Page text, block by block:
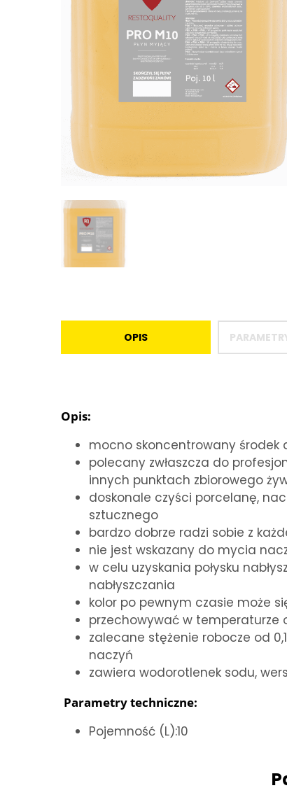
OPIS
Opis:
mocno skoncentrowany
polecany zwłaszcza do
innych punktach zbiorowego
doskonale czyści porcelanę,
sztucznego
bardzo dobrze radzi sobie z
nie jest wskazany do mycia
w celu uzyskania połysku
nabłyszczania
kolor po pewnym czasie może
przechowywać w temperaturze
zalecane stężenie robocze od
naczyń
zawiera wodorotlenek sodu,
Parametry techniczne:
Pojemność (L):10